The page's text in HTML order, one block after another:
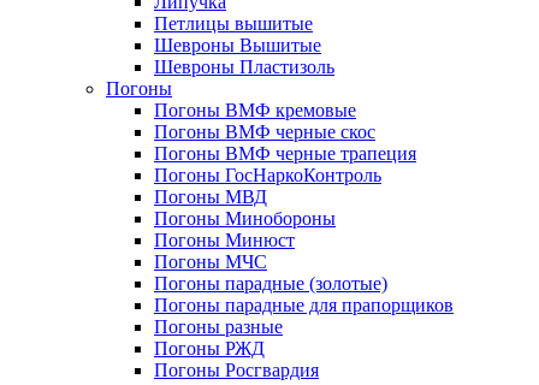
Петлицы вышитые
Шевроны Вышитые
Шевроны Пластизоль
Погоны
Погоны ВМФ кремовые
Погоны ВМФ черные скос
Погоны ВМФ черные трапеция
Погоны ГосНаркоКонтроль
Погоны МВД
Погоны Минобороны
Погоны Минюст
Погоны МЧС
Погоны парадные (золотые)
Погоны парадные для прапорщиков
Погоны разные
Погоны РЖД
Погоны Росгвардия